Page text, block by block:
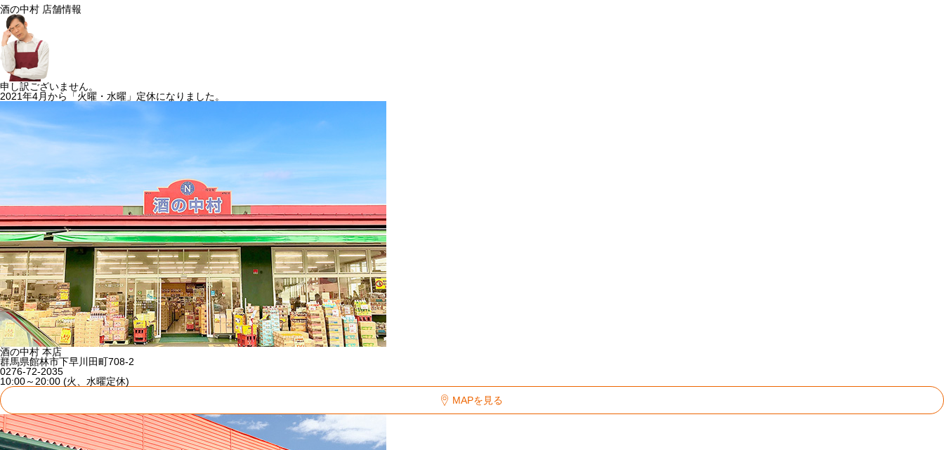
酒の中村 店舗情報
申し訳ございません。
2021年4月から「火曜・水曜」定休になりました。
酒の中村 本店
群馬県館林市下早川田町708-2
0276-72-2035
10:00～20:00 (火、水曜定休)
MAPを見る